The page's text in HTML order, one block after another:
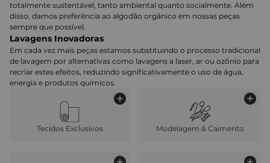
totalmente sustentável, tanto ambiental quanto socialmente. Além
disso, damos preferência ao algodão orgânico em nossas peças
sempre que possível.
Lavagens Inovadoras
Em cada vez mais peças estamos substituindo o processo tradicional
de lavagem por alternativas como lavagens a laser, ar ou ozônio para
recriar estes efeitos, reduzindo significativamente o uso de água,
energia e produtos químicos.
Tecidos Exclusivos Modelagem & Caimento